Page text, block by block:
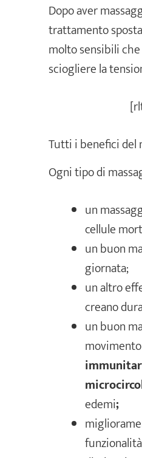
Dopo aver
trattamento
molto sensibili
sciogliere la
Tutti i benefici del
Ogni tipo di
un
cellule
un buon
giornata;
un altro
creano
un buon
edemi;